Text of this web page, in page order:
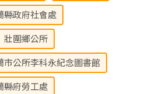
縣政府社會處
壯圍鄉公所
市公所李科永紀念圖書館
縣府勞工處